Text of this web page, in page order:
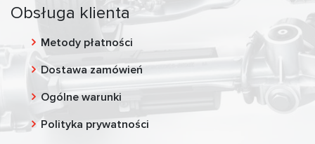
Obsługa klienta
Metody płatności
Dostawa zamówień
Ogólne warunki
Polityka prywatności